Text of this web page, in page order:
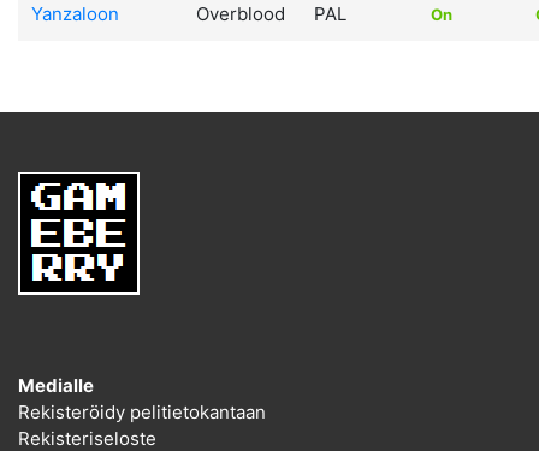
Yanzaloon Overblood PAL On
Medialle
Rekisteröidy pelitietokantaan
Rekisteriseloste